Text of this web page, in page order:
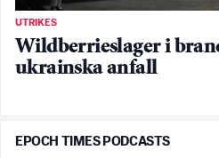
UTRIKES
Wildberrieslager i
ukrainska anfall
EPOCH TIMES PODCASTS